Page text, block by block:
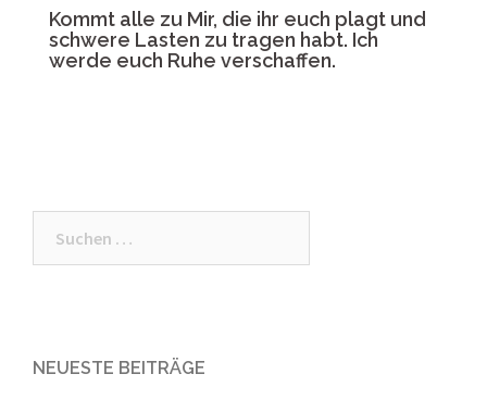
Kommt alle zu Mir, die ihr euch plagt und
schwere Lasten zu tragen habt. Ich
werde euch Ruhe verschaffen.
NEUESTE BEITRÄGE